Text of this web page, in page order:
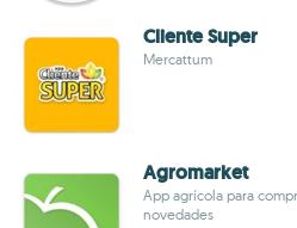
Cliente Super
Mercattum
Agromarket
App agrícola para
novedades